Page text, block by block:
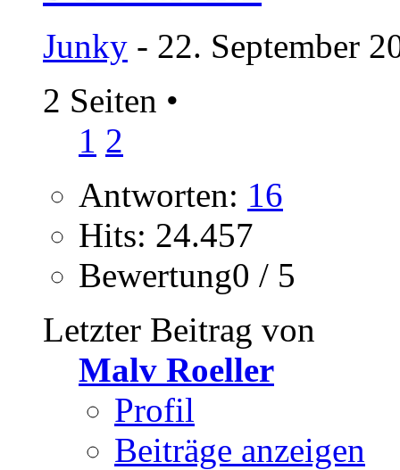
Junky - 22. September
2 Seiten •
1 2
Antworten: 16
Hits: 24.457
Bewertung0 / 5
Letzter Beitrag von
Malv Roeller
Profil
Beiträge anzeigen